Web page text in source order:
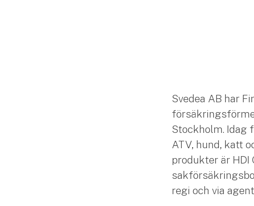
Svedea AB har
Stockholm. Idag
ATV, hund, katt
produkter är HDI
regi och via